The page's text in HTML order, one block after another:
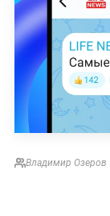
Владимир Озеров